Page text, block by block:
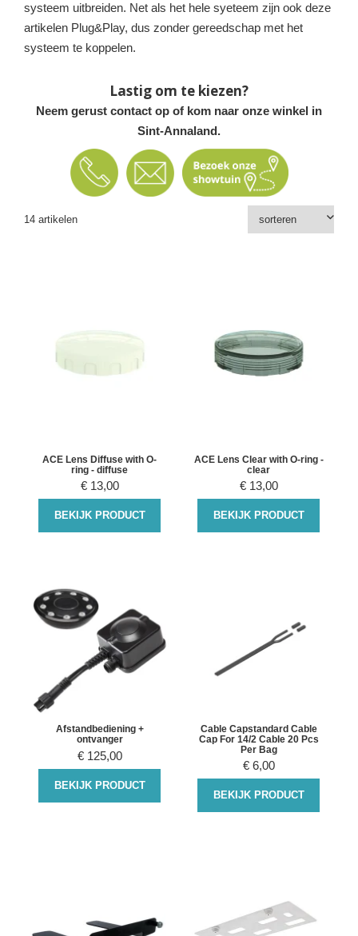
systeem uitbreiden. Net als het hele syeteem zijn ook deze
artikelen Plug&Play, dus zonder gereedschap met het
systeem te koppelen.
Lastig om te kiezen?
Neem gerust contact op of kom naar onze winkel in
Sint-Annaland.
14 artikelen
ACE Lens Diffuse with O-
ring - diffuse
€ 13,00
BEKIJK PRODUCT
ACE Lens Clear with O-ring -
clear
€ 13,00
BEKIJK PRODUCT
Afstandbediening +
ontvanger
€ 125,00
BEKIJK PRODUCT
Cable Capstandard Cable
Cap For 14/2 Cable 20 Pcs
Per Bag
€ 6,00
BEKIJK PRODUCT